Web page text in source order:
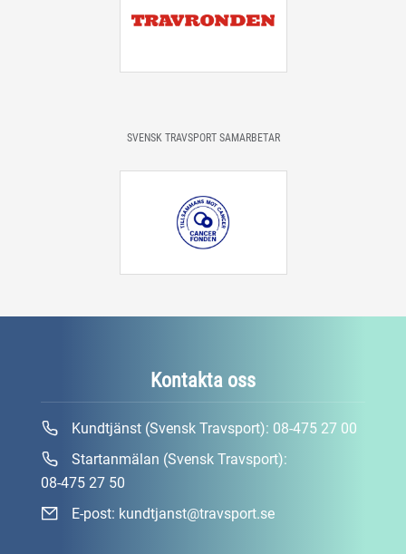
SVENSK TRAVSPORT SAMARBETAR
Kontakta oss
Kundtjänst (Svensk Travsport): 08-475 27 00
Startanmälan (Svensk Travsport):
08-475 27 50
E-post: kundtjanst@travsport.se